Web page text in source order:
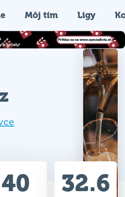
Môj tím Ligy
40 32.6